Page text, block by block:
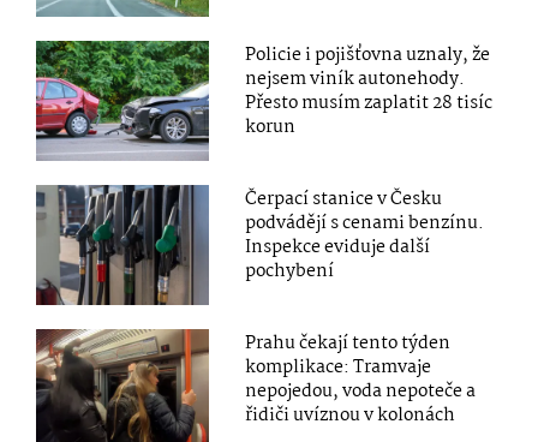
Policie i pojišťovna uznaly, že
nejsem viník autonehody.
Přesto musím zaplatit 28 tisíc
korun
Čerpací stanice v Česku
podvádějí s cenami benzínu.
Inspekce eviduje další
pochybení
Prahu čekají tento týden
komplikace: Tramvaje
nepojedou, voda nepoteče a
řidiči uvíznou v kolonách